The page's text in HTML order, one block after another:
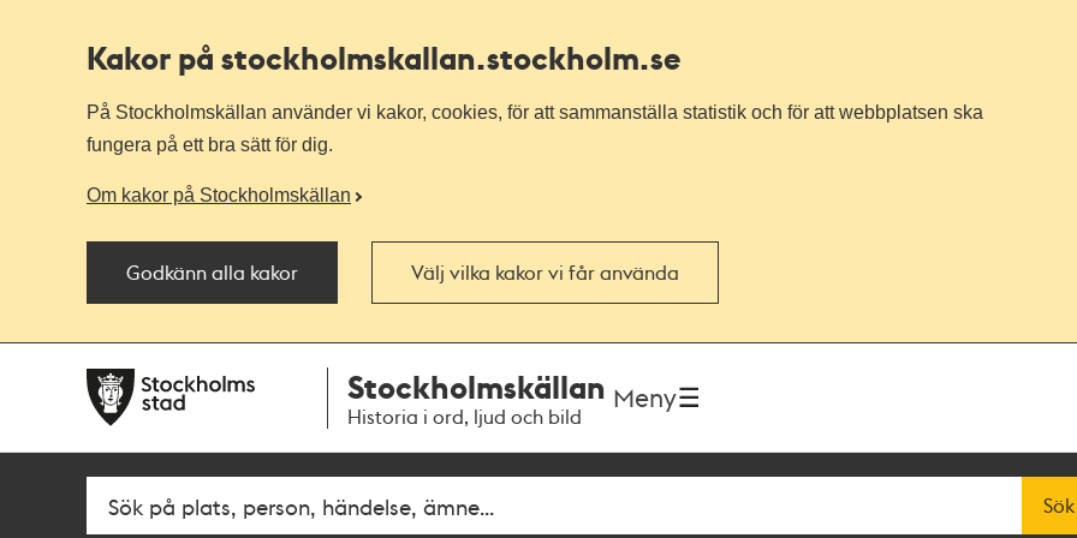
Kakor på stockholmskallan.stockholm.se
På Stockholmskällan använder vi kakor, cookies, för att sammanställa statistik och för att webbplatsen ska
fungera på ett bra sätt för dig.
Om kakor på Stockholmskällan
Godkänn alla kakor Välj vilka kakor vi får använda
navigationen
huvudinnehållet
Stockholmskällan
Historia i ord, ljud och bild
Meny
Fritextsök Sök